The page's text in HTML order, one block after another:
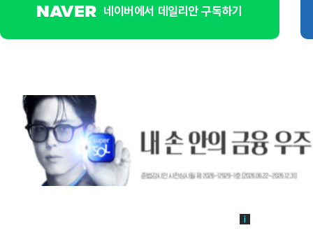
네이버에서 데일리안 구독하기